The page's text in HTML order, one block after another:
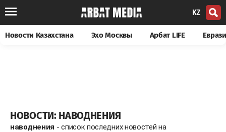
KZ
Новости Казахстана Эхо Москвы Арбат LIFE
НОВОСТИ: НАВОДНЕНИЯ
наводнения - список последних новостей на